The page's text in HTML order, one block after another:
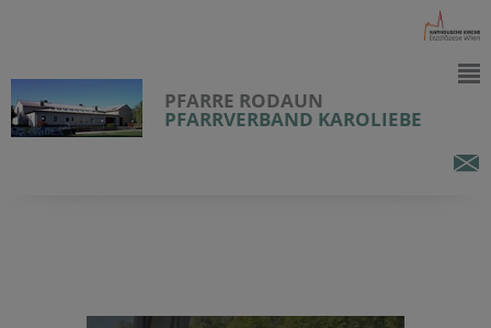
PFARRE RODAUN
PFARRVERBAND KAROLIEBE